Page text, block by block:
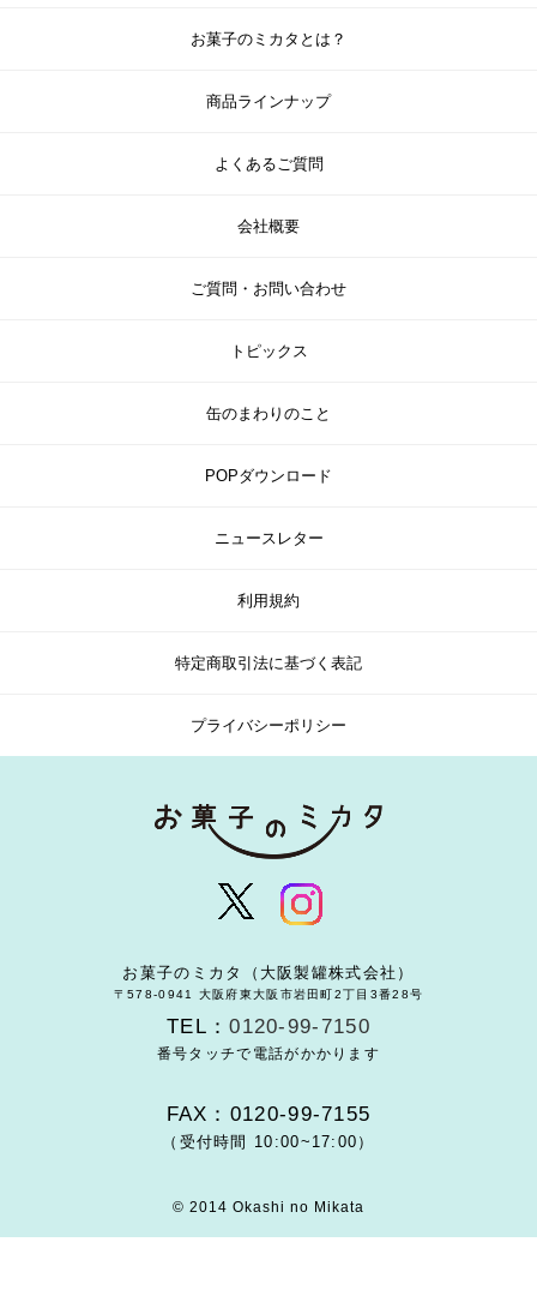
お菓子のミカタとは？
商品ラインナップ
よくあるご質問
会社概要
ご質問・お問い合わせ
トピックス
缶のまわりのこと
POPダウンロード
ニュースレター
利用規約
特定商取引法に基づく表記
プライバシーポリシー
お菓子のミカタ（大阪製罐株式会社）
〒578-0941 大阪府東大阪市岩田町2丁目3番28号
TEL：0120-99-7150
番号タッチで電話がかかります
FAX：0120-99-7155
（受付時間 10:00~17:00）
© 2014 Okashi no Mikata